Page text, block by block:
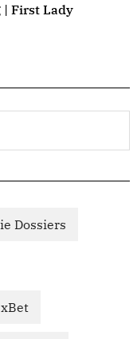
First Lady
Dossiers